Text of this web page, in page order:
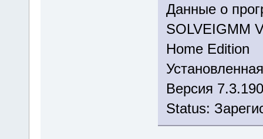
Данные о
SOLVEIGMM
Home Edition
Версия
Status: